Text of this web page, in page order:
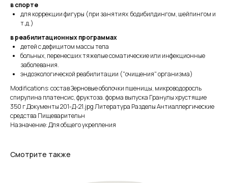
в спорте
для коррекции фигуры (при занятиях бодибилдингом, шейпингом и
т.д.)
в реабилитационных программах
детей с дефицитом массы тела
больных, перенесших тяжелые соматические или инфекционные
заболевания.
эндоэкологической реабилитации ("очищения" организма)
Modifications: состав Зерновые оболочки пшеницы, микроводоросль
спирулина платенсис, фруктоза. форма выпуска Гранулы хрустящие
350 г Документы 201-Д-21.jpg Литература Разделы Антиаллергические
средства Пищеварительн
Назначение: Для общего укрепления
Смотрите также